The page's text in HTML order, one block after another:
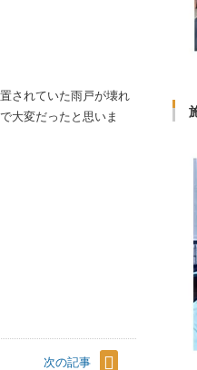
されていた雨戸が壊れ
大変だったと思いま
次の記事